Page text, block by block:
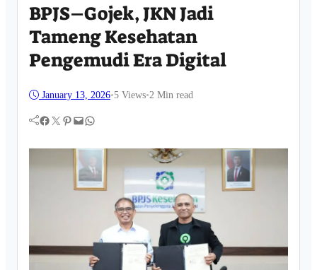
BPJS–Gojek, JKN Jadi
Tameng Kesehatan
Pengemudi Era Digital
January 13, 2026•5 Views•2 Min read
Facebook Twitter Pinterest Mail WhatsApp